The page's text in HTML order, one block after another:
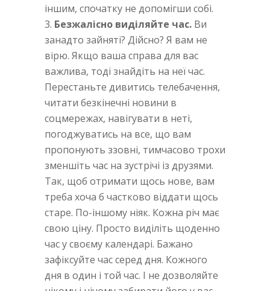
іншим, спочатку не допомігши собі.
Безжалісно виділяйте час. Ви
занадто зайняті? Дійсно? Я вам не
вірю. Якщо ваша справа для вас
важлива, тоді знайдіть на неї час.
Перестаньте дивитись телебачення,
читати безкінечні новини в
соцмережах, навігувати в неті,
погоджуватись на все, що вам
пропонують ззовні, тимчасово трохи
зменшіть час на зустрічі із друзями.
Так, щоб отримати щось нове, вам
треба хоча б частково віддати щось
старе. По-іншому ніяк. Кожна річ має
свою ціну. Просто виділіть щоденно
час у своєму календарі. Бажано
зафіксуйте час серед дня. Кожного
дня в один і той час. І не дозволяйте